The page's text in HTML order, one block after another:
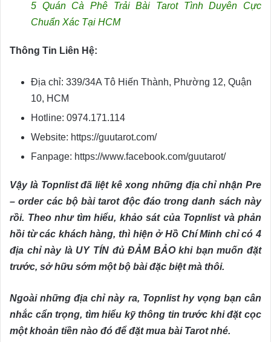
5 Quán Cà Phê Trải Bài Tarot Tình Duyên Cực
Chuẩn Xác Tại HCM
Thông Tin Liên Hệ:
Địa chỉ: 339/34A Tô Hiến Thành, Phường 12, Quận
10, HCM
Hotline: 0974.171.114
Website: https://guutarot.com/
Fanpage: https://www.facebook.com/guutarot/
Vậy là Topnlist đã liệt kê xong những địa chỉ nhận Pre
– order các bộ bài tarot độc đáo trong danh sách này
rồi. Theo như tìm hiểu, khảo sát của Topnlist và phản
hồi từ các khách hàng, thì hiện ở Hồ Chí Minh chỉ có 4
địa chỉ này là UY TÍN đủ ĐẢM BẢO khi bạn muốn đặt
trước, sở hữu sớm một bộ bài đặc biệt mà thôi.
Ngoài những địa chỉ này ra, Topnlist hy vọng bạn cân
nhắc cẩn trọng, tìm hiểu kỹ thông tin trước khi đặt cọc
một khoản tiền nào đó để đặt mua bài Tarot nhé.